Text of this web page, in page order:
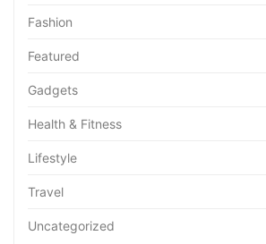
Fashion
Featured
Gadgets
Health & Fitness
Lifestyle
Travel
Uncategorized